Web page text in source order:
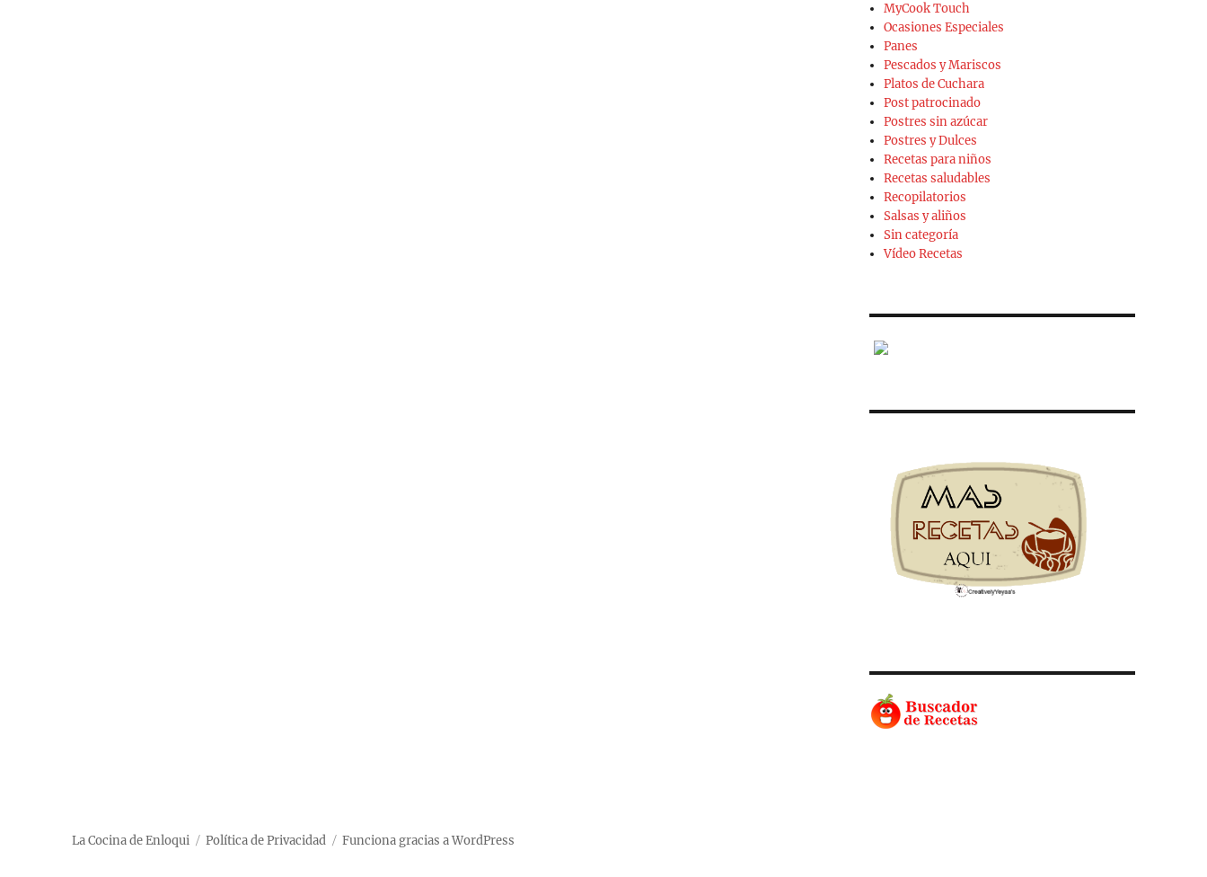
MyCook Touch
Ocasiones Especiales
Panes
Pescados y Mariscos
Platos de Cuchara
Post patrocinado
Postres sin azúcar
Postres y Dulces
Recetas para niños
Recetas saludables
Recopilatorios
Salsas y aliños
Sin categoría
Vídeo Recetas
La Cocina de Enloqui Política de Privacidad Funciona gracias a WordPress